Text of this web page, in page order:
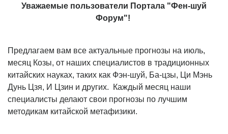
Уважаемые пользователи Портала "Фен-шуй
Форум"!
Предлагаем вам все актуальные прогнозы на июль,
месяц Козы, от наших специалистов в традиционных
китайских науках, таких как Фэн-шуй, Ба-цзы, Ци Мэнь
Дунь Цзя, И Цзин и других. Каждый месяц наши
специалисты делают свои прогнозы по лучшим
методикам китайской метафизики.